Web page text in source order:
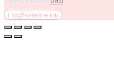
Позвънете ми